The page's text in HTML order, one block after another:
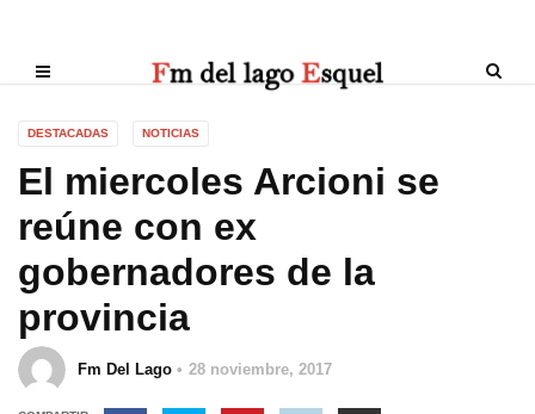
DESTACADAS NOTICIAS
El miercoles Arcioni se
reúne con ex
gobernadores de la
provincia
Fm Del Lago 28 noviembre, 2017